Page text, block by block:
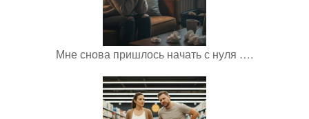
Мне снова пришлось начать с нуля ….